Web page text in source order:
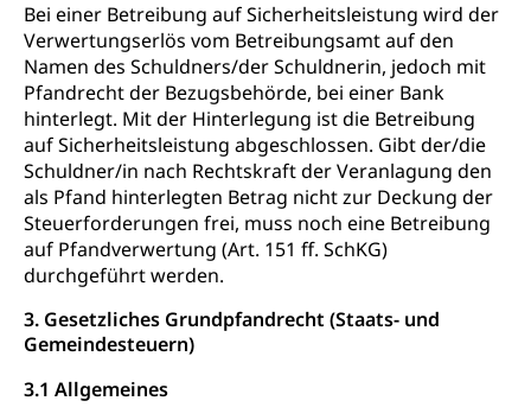
Bei einer Betreibung auf Sicherheitsleistung wird der
Verwertungserlös vom Betreibungsamt auf den
Namen des Schuldners/der Schuldnerin, jedoch mit
Pfandrecht der Bezugsbehörde, bei einer Bank
hinterlegt. Mit der Hinterlegung ist die Betreibung
auf Sicherheitsleistung abgeschlossen. Gibt der/die
Schuldner/in nach Rechtskraft der Veranlagung den
als Pfand hinterlegten Betrag nicht zur Deckung der
Steuerforderungen frei, muss noch eine Betreibung
auf Pfandverwertung (Art. 151 ff. SchKG)
durchgeführt werden.
3. Gesetzliches Grundpfandrecht (Staats- und
Gemeindesteuern)
3.1 Allgemeines